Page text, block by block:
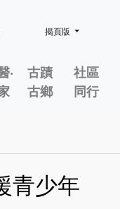
揭頁版
‧
古蹟
古鄉
社區
同行
青少年